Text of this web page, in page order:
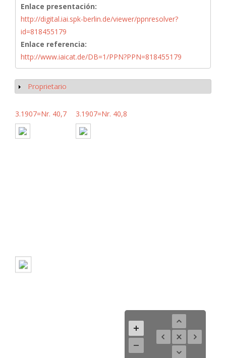
Enlace presentación:
http://digital.iai.spk-berlin.de/viewer/ppnresolver?
id=818455179
Enlace referencia:
http://www.iaicat.de/DB=1/PPN?PPN=818455179
Mostrar
Proprietario
3.1907=Nr. 40,7 3.1907=Nr. 40,8